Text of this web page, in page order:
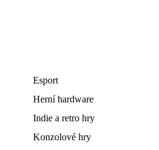
Esport
Herní hardware
Indie a retro hry
Konzolové hry